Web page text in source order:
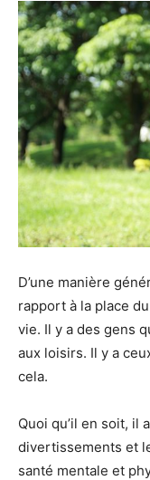
D’une manière
rapport à la place
vie. Il y a des gens
aux loisirs. Il y a
cela.
Quoi qu’il en soit, il
divertissements et
santé mentale et